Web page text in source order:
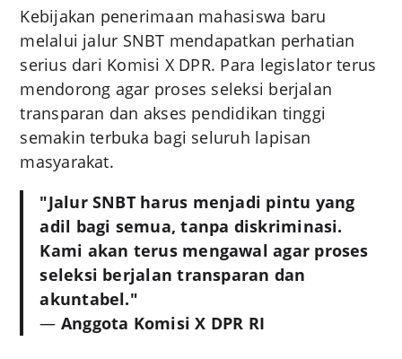
Kebijakan penerimaan mahasiswa baru
melalui jalur SNBT mendapatkan perhatian
serius dari Komisi X DPR. Para legislator terus
mendorong agar proses seleksi berjalan
transparan dan akses pendidikan tinggi
semakin terbuka bagi seluruh lapisan
masyarakat.
"Jalur SNBT harus menjadi pintu yang
adil bagi semua, tanpa diskriminasi.
Kami akan terus mengawal agar proses
seleksi berjalan transparan dan
akuntabel."
— Anggota Komisi X DPR RI